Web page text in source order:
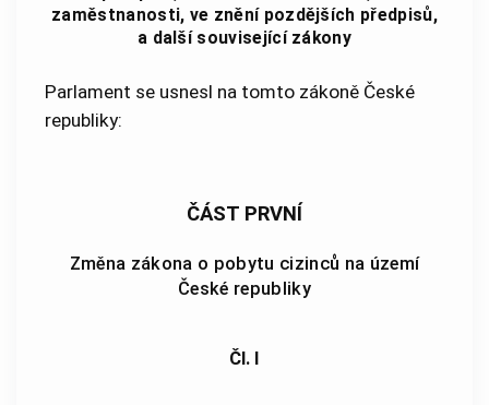
zaměstnanosti, ve znění pozdějších předpisů,
a další související zákony
Parlament se usnesl na tomto zákoně České
republiky:
ČÁST PRVNÍ
Změna zákona o pobytu cizinců na území
České republiky
Čl. I